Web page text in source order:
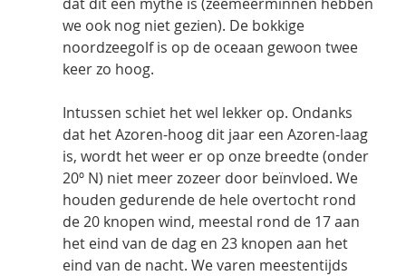
we ook nog niet gezien). De bokkige
noordzeegolf is op de oceaan gewoon twee
keer zo hoog.
Intussen schiet het wel lekker op. Ondanks
dat het Azoren-hoog dit jaar een Azoren-laag
is, wordt het weer er op onze breedte (onder
20º N) niet meer zozeer door beïnvloed. We
houden gedurende de hele overtocht rond
de 20 knopen wind, meestal rond de 17 aan
het eind van de dag en 23 knopen aan het
eind van de nacht. We varen meestentijds